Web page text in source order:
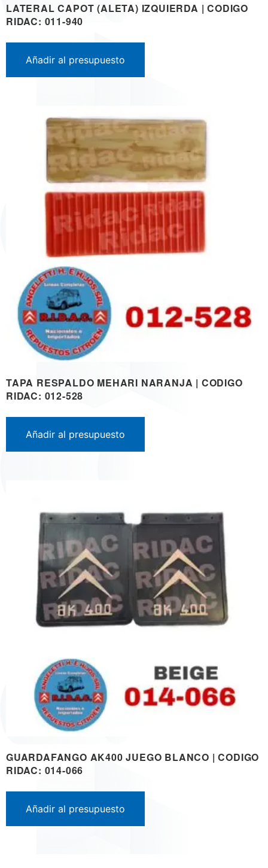
LATERAL CAPOT (ALETA) IZQUIERDA | CODIGO
RIDAC: 011-940
Añadir al presupuesto
TAPA RESPALDO MEHARI NARANJA | CODIGO
RIDAC: 012-528
Añadir al presupuesto
GUARDAFANGO AK400 JUEGO BLANCO | CODIGO
RIDAC: 014-066
Añadir al presupuesto